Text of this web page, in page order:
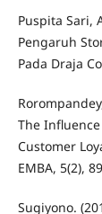
Puspita Sari,
Pengaruh
Pada Draja
The
Customer
EMBA, 5(2),
Sugiyono.